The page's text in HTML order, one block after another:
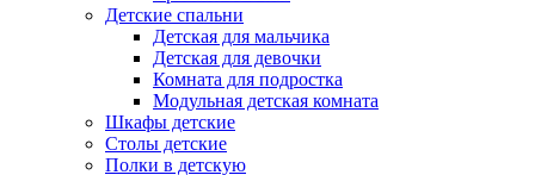
Детские спальни
Детская для мальчика
Детская для девочки
Комната для подростка
Модульная детская комната
Шкафы детские
Столы детские
Полки в детскую